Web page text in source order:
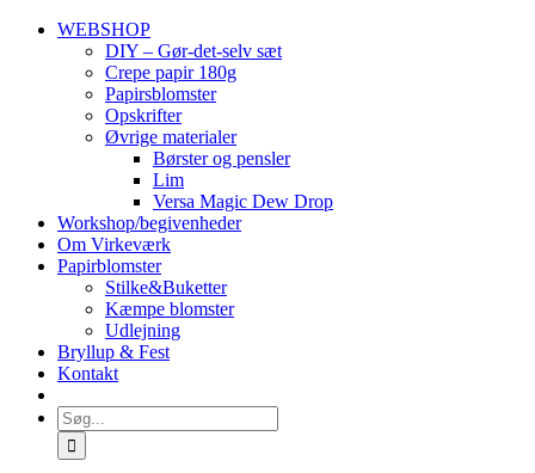
Skip
WEBSHOP
DIY – Gør-det-selv sæt
Crepe papir 180g
Papirsblomster
Opskrifter
Øvrige materialer
Børster og pensler
Lim
Versa Magic Dew Drop
Workshop/begivenheder
Om Virkeværk
Papirblomster
Stilke&Buketter
Kæmpe blomster
Udlejning
Bryllup & Fest
Kontakt
Søg
efter: